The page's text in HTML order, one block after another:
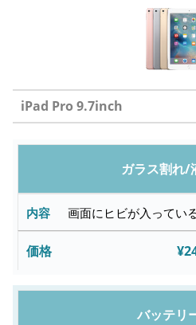
iPad Pro 9.7inch
理
内
容
故
ガラス割れ/
画面にヒビが入ってい
バッテリ